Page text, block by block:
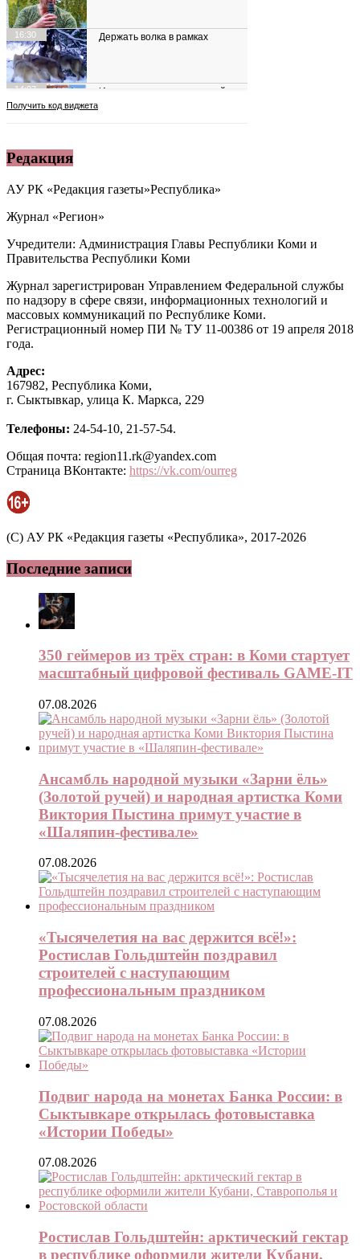
Редакция
АУ РК «Редакция газеты»Республика»
Журнал «Регион»
Учредители: Администрация Главы Республики Коми и
Правительства Республики Коми
Журнал зарегистрирован Управлением Федеральной службы
по надзору в сфере связи, информационных технологий и
массовых коммуникаций по Республике Коми.
Регистрационный номер ПИ № ТУ 11-00386 от 19 апреля 2018
года.
Адрес:
167982, Республика Коми,
г. Сыктывкар, улица К. Маркса, 229
Телефоны: 24-54-10, 21-57-54.
Общая почта: region11.rk@yandex.com
Страница ВКонтакте: https://vk.com/ourreg
(C) АУ РК «Редакция газеты «Республика», 2017-2026
Последние записи
350 геймеров из трёх стран: в Коми стартует
масштабный цифровой фестиваль GAME-IT
07.08.2026
Ансамбль народной музыки «Зарни ёль»
(Золотой ручей) и народная артистка Коми
Виктория Пыстина примут участие в
«Шаляпин-фестивале»
07.08.2026
«Тысячелетия на вас держится всё!»:
Ростислав Гольдштейн поздравил
строителей с наступающим
профессиональным праздником
07.08.2026
Подвиг народа на монетах Банка России: в
Сыктывкаре открылась фотовыставка
«Истории Победы»
07.08.2026
Ростислав Гольдштейн: арктический гектар
в республике оформили жители Кубани,